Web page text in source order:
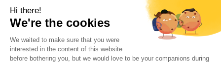
LANGUES
Français
English